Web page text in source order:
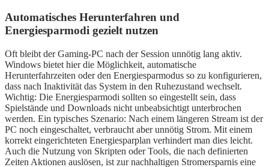
Automatisches Herunterfahren und
Energiesparmodi gezielt nutzen
Oft bleibt der Gaming-PC nach der Session unnötig lang aktiv.
Windows bietet hier die Möglichkeit, automatische
Herunterfahrzeiten oder den Energiesparmodus so zu konfigurieren,
dass nach Inaktivität das System in den Ruhezustand wechselt.
Wichtig: Die Energiesparmodi sollten so eingestellt sein, dass
Spielstände und Downloads nicht unbeabsichtigt unterbrochen
werden. Ein typisches Szenario: Nach einem längeren Stream ist der
PC noch eingeschaltet, verbraucht aber unnötig Strom. Mit einem
korrekt eingerichteten Energiesparplan verhindert man dies leicht.
Auch die Nutzung von Skripten oder Tools, die nach definierten
Zeiten Aktionen auslösen, ist zur nachhaltigen Stromersparnis eine